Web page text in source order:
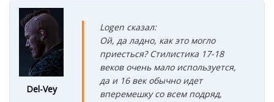
Del-Vey
Logen сказал:
Ой, да ладно, как это могло
приесться? Стилистика 17-18
веков очень мало используется,
да и 16 век обычно идет
вперемешку со всем подряд,